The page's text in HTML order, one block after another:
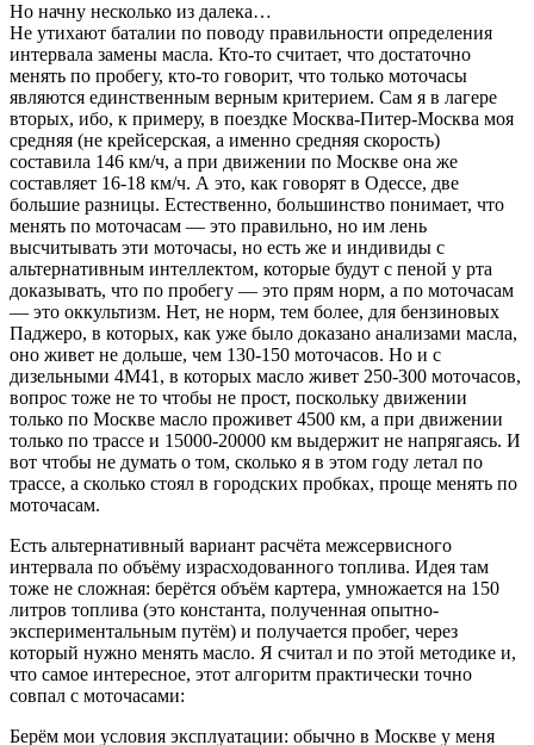
Но начну несколько из далека…
Не утихают баталии по поводу правильности определения
интервала замены масла. Кто-то считает, что достаточно
менять по пробегу, кто-то говорит, что только моточасы
являются единственным верным критерием. Сам я в лагере
вторых, ибо, к примеру, в поездке Москва-Питер-Москва моя
средняя (не крейсерская, а именно средняя скорость)
составила 146 км/ч, а при движении по Москве она же
составляет 16-18 км/ч. А это, как говорят в Одессе, две
большие разницы. Естественно, большинство понимает, что
менять по моточасам — это правильно, но им лень
высчитывать эти моточасы, но есть же и индивиды с
альтернативным интеллектом, которые будут с пеной у рта
доказывать, что по пробегу — это прям норм, а по моточасам
— это оккультизм. Нет, не норм, тем более, для бензиновых
Паджеро, в которых, как уже было доказано анализами масла,
оно живет не дольше, чем 130-150 моточасов. Но и с
дизельными 4М41, в которых масло живет 250-300 моточасов,
вопрос тоже не то чтобы не прост, поскольку движении
только по Москве масло проживет 4500 км, а при движении
только по трассе и 15000-20000 км выдержит не напрягаясь. И
вот чтобы не думать о том, сколько я в этом году летал по
трассе, а сколько стоял в городских пробках, проще менять по
моточасам.
Есть альтернативный вариант расчёта межсервисного
интервала по объёму израсходованного топлива. Идея там
тоже не сложная: берётся объём картера, умножается на 150
литров топлива (это константа, полученная опытно-
экспериментальным путём) и получается пробег, через
который нужно менять масло. Я считал и по этой методике и,
что самое интересное, этот алгоритм практически точно
совпал с моточасами:
Берём мои условия эксплуатации: обычно в Москве у меня